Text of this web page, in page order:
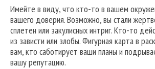
Имейте в виду, что кто-то в вашем
вашего доверия. Возможно, вы стали
сплетен или закулисных интриг. Кто-то
из зависти или злобы. Фигурная карта в
вам, кто саботирует ваши планы и
вашу репутацию.